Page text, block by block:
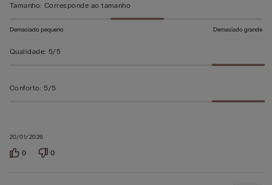
20/01/2026
Tamanho: Corresponde ao tamanho
Demasiado pequeno Demasiado grande
Qualidade: 5/5
Conforto: 5/5
0 0